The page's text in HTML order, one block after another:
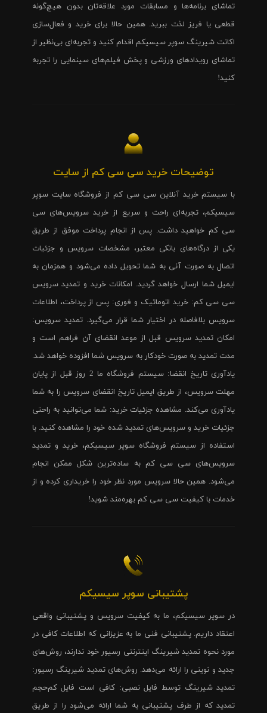
تماشای برنامه‌ها و مسابقات مورد علاقه‌تان بدون هیچ‌گونه
قطعی یا فریز لذت ببرید. همین حالا برای خرید و فعال‌سازی
اکانت شیرینگ سوپر سیسیکم اقدام کنید و تجربه‌ای بی‌نظیر از
تماشای رویدادهای ورزشی و پخش فیلم‌های سینمایی را تجربه
کنید!
توضیحات خرید سی سی کم از سایت
با سیستم خرید آنلاین سی سی کم از فروشگاه سایت سوپر
سیسیکم، تجربه‌ای راحت و سریع از خرید سرویس‌های سی
سی کم خواهید داشت. پس از انجام پرداخت موفق از طریق
یکی از درگاه‌های بانکی معتبر، مشخصات سرویس و جزئیات
اتصال به صورت آنی به شما تحویل داده می‌شود و همزمان به
ایمیل شما ارسال خواهد گردید. امکانات خرید و تمدید سرویس
سی سی کم: خرید اتوماتیک و فوری: پس از پرداخت، اطلاعات
سرویس بلافاصله در اختیار شما قرار می‌گیرد. تمدید سرویس:
امکان تمدید سرویس قبل از موعد انقضای آن فراهم است و
مدت تمدید به صورت خودکار به سرویس شما افزوده خواهد شد.
یادآوری تاریخ انقضا: سیستم فروشگاه ما 2 روز قبل از پایان
مهلت سرویس، از طریق ایمیل تاریخ انقضای سرویس را به شما
یادآوری می‌کند. مشاهده جزئیات خرید: شما می‌توانید به راحتی
جزئیات خرید و سرویس‌های تمدید شده خود را مشاهده کنید. با
استفاده از سیستم فروشگاه سوپر سیسیکم، خرید و تمدید
سرویس‌های سی سی کم به ساده‌ترین شکل ممکن انجام
می‌شود. همین حالا سرویس مورد نظر خود را خریداری کرده و از
خدمات با کیفیت سی سی کم بهره‌مند شوید!
پشتیبانی سوپر سیسیکم
در سوپر سیسیکم، ما به کیفیت سرویس و پشتیبانی واقعی
اعتقاد داریم. پشتیبانی فنی ما به عزیزانی که اطلاعات کافی در
مورد نحوه تمدید شیرینگ اینترنتی رسیور خود ندارند، روش‌های
جدید و نوینی را ارائه می‌دهد. روش‌های تمدید شیرینگ رسیور:
تمدید شیرینگ توسط فایل نصبی: کافی است فایل کم‌حجم
تمدید که از طرف پشتیبانی به شما ارائه می‌شود را از طریق